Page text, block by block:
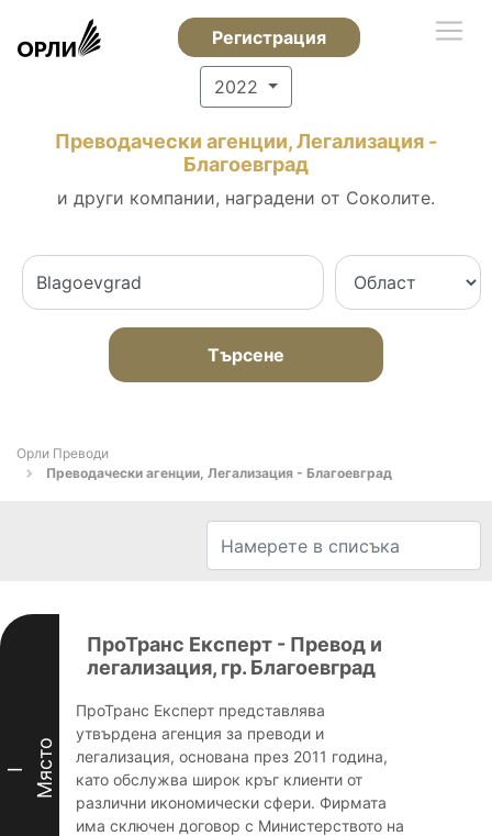
Регистрация
2022
Преводачески агенции, Легализация -
Благоевград
и други компании, наградени от Соколите.
Търсене
Орли Преводи
Преводачески агенции, Легализация - Благоевград
I Място
ПроТранс Експерт - Превод и
легализация, гр. Благоевград
ПроТранс Експерт представлява
утвърдена агенция за преводи и
легализация, основана през 2011 година,
като обслужва широк кръг клиенти от
различни икономически сфери. Фирмата
има сключен договор с Министерството на